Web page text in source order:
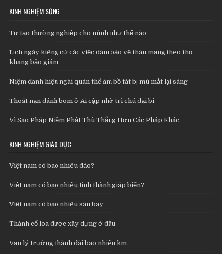
KINH NGHIỆM SỐNG
Tự tạo thường nghiệp cho mình như thế nào
Lịch ngày kiêng cử các việc dâm bảo vệ thân mạng theo thọ
khang bảo giám
Niệm danh hiệu ngài quán thế âm bồ tát bị mù mắt lại sáng
Thoát nạn đánh bom ở Ai cập nhờ trì chú đại bi
Vì Sao Pháp Niệm Phật Thù Thắng Hơn Các Pháp Khác
KINH NGHIỆM GIÁO DỤC
Việt nam có bao nhiêu đảo?
Việt nam có bao nhiêu tỉnh thành giáp biển?
Việt nam có bao nhiêu sân bay
Thành cổ loa được xây dựng ở đâu
Vạn lý trường thành dài bao nhiêu km